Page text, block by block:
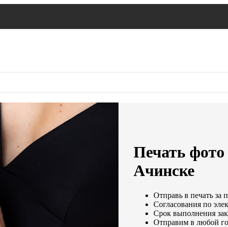
Печать фото
Ачинске
Отправь в печать за
Согласования по
Срок выполнения
Отправим в любой